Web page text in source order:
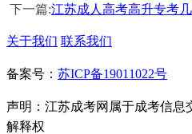
下一篇:江苏成人高考高升专考
关于我们 联系我们
备案号： 苏ICP备19011022号
声明：江苏成考网属于成考信息
解释权